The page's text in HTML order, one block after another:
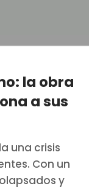
la obra
a sus
una crisis
Con un
y